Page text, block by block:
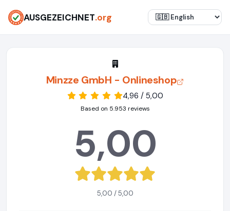
AUSGEZEICHNET.org
Minzze GmbH - Onlineshop
4,96 / 5,00
Based on 5.953 reviews
5,00
5,00 / 5,00